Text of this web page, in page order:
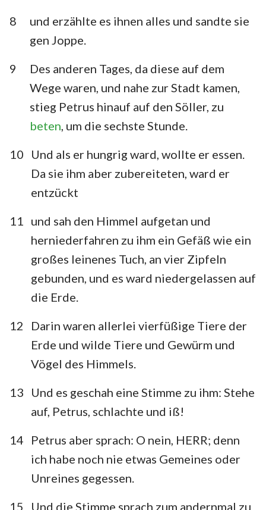
8
und erzählte es ihnen alles und sandte sie
gen Joppe.
9
Des anderen Tages, da diese auf dem
Wege waren, und nahe zur Stadt kamen,
stieg Petrus hinauf auf den Söller, zu
beten , um die sechste Stunde.
10
Und als er hungrig ward, wollte er essen.
Da sie ihm aber zubereiteten, ward er
entzückt
11
und sah den Himmel aufgetan und
herniederfahren zu ihm ein Gefäß wie ein
großes leinenes Tuch, an vier Zipfeln
gebunden, und es ward niedergelassen auf
die Erde.
12
Darin waren allerlei vierfüßige Tiere der
Erde und wilde Tiere und Gewürm und
Vögel des Himmels.
13
Und es geschah eine Stimme zu ihm: Stehe
auf, Petrus, schlachte und iß!
14
Petrus aber sprach: O nein, HERR; denn
ich habe noch nie etwas Gemeines oder
Unreines gegessen.
15
Und die Stimme sprach zum andernmal zu